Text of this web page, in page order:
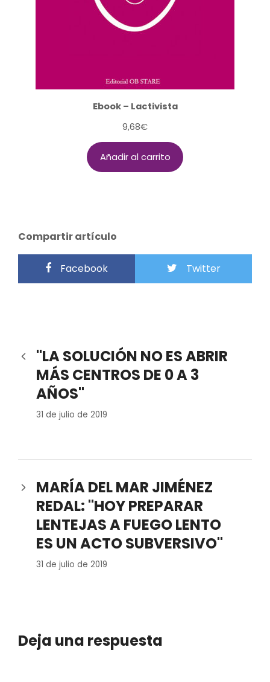
Ebook – Lactivista
9,68€
Añadir al carrito
Compartir artículo
Facebook Twitter
"LA SOLUCIÓN NO ES ABRIR
MÁS CENTROS DE 0 A 3
AÑOS"
31 de julio de 2019
MARÍA DEL MAR JIMÉNEZ
REDAL: "HOY PREPARAR
LENTEJAS A FUEGO LENTO
ES UN ACTO SUBVERSIVO"
31 de julio de 2019
Deja una respuesta